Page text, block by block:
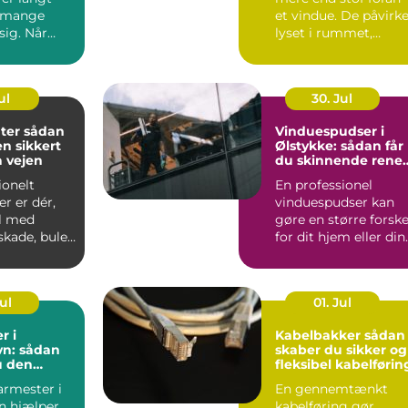
Når
et vindue. De
lyset i rummet,
sikkert
vejen
er dér,
med
buler
30. Jul
Vinduespudser i
Ølstykke: sådan får
du skinnende rene
En professionel
vinduespudser kan
gøre en større
for dit hjem eller din
i
sådan
den
i
01. Jul
Kabelbakker sådan
skaber du sikker og
fleksibel
En gennemtænkt